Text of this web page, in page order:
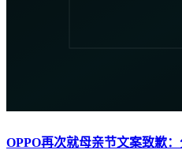
OPPO再次就母亲节文案致歉